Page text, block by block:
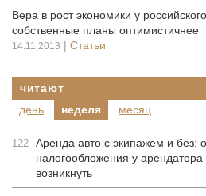
Вера в рост экономики у
собственные планы оптимистичнее
14.11.2013 | Статьи
читают
день
неделя месяц
122 Аренда авто с экипажем и без:
налогообложения у арендатора
возникнуть